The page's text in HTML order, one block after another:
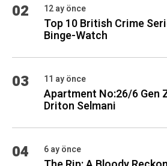
02 12 ay önce
Top 10 British Crime
Binge-Watch
03 11 ay önce
Apartment No:26/6 Gen
Driton Selmani
04 6 ay önce